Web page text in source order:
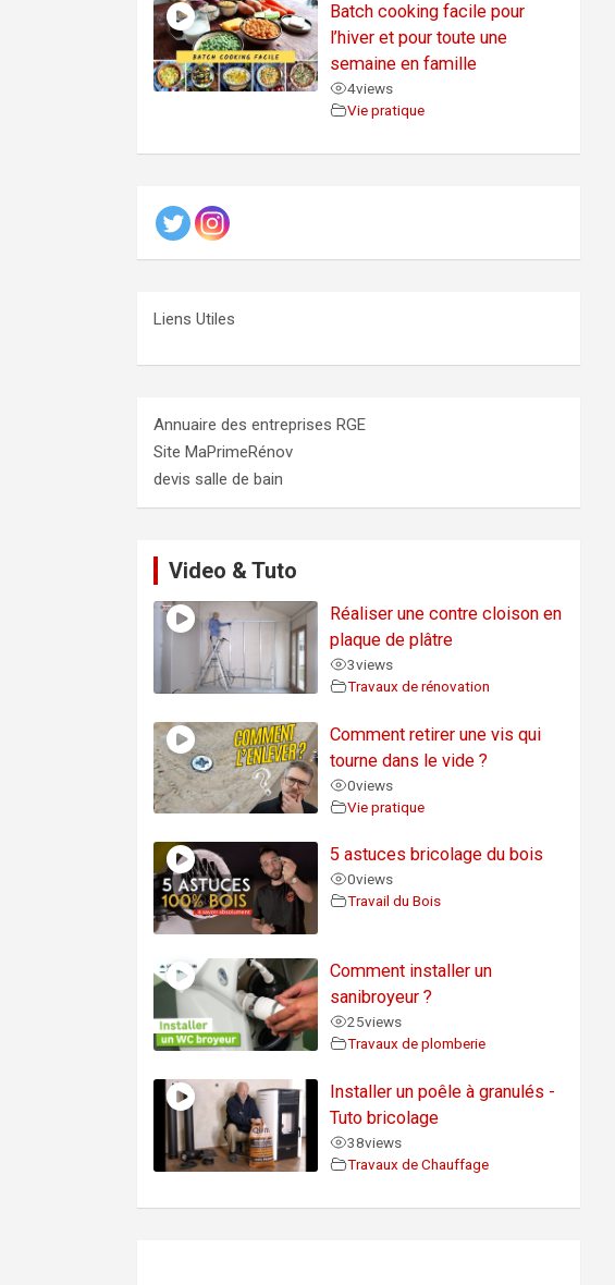
Batch cooking facile pour
l’hiver et pour toute une
semaine en famille
4views
Vie pratique
Liens Utiles
Annuaire des entreprises RGE
Site MaPrimeRénov
devis salle de bain
Video & Tuto
Réaliser une contre cloison en
plaque de plâtre
3views
Travaux de rénovation
Comment retirer une vis qui
tourne dans le vide ?
0views
Vie pratique
5 astuces bricolage du bois
0views
Travail du Bois
Comment installer un
sanibroyeur ?
25views
Travaux de plomberie
Installer un poêle à granulés -
Tuto bricolage
38views
Travaux de Chauffage